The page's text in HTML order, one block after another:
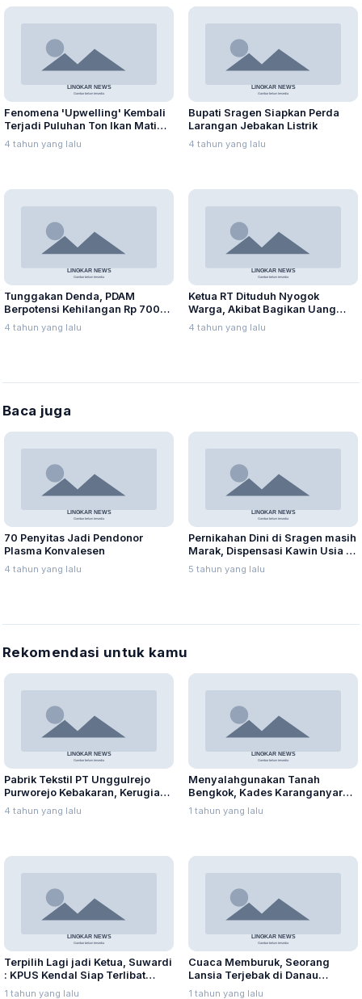
Fenomena 'Upwelling' Kembali
Terjadi Puluhan Ton Ikan Mati
Mendadak
4 tahun yang lalu
Bupati Sragen Siapkan Perda
Larangan Jebakan Listrik
4 tahun yang lalu
Tunggakan Denda, PDAM
Berpotensi Kehilangan Rp 700
juta
4 tahun yang lalu
Ketua RT Dituduh Nyogok
Warga, Akibat Bagikan Uang
Kompensasi
4 tahun yang lalu
Baca juga
70 Penyitas Jadi Pendonor
Plasma Konvalesen
4 tahun yang lalu
Pernikahan Dini di Sragen masih
Marak, Dispensasi Kawin Usia 12
Tahun Dikabulkan Pengadilan
Agama
5 tahun yang lalu
Rekomendasi untuk kamu
Pabrik Tekstil PT Unggulrejo
Purworejo Kebakaran, Kerugian
Capai Puluhan Juta Rupiah
4 tahun yang lalu
Menyalahgunakan Tanah
Bengkok, Kades Karanganyar
Ditangkap Kejari
1 tahun yang lalu
Terpilih Lagi jadi Ketua, Suwardi
: KPUS Kendal Siap Terlibat
Suplai Telur untuk MBG
1 tahun yang lalu
Cuaca Memburuk, Seorang
Lansia Terjebak di Danau
Rawapening Saat Mencari
1 tahun yang lalu